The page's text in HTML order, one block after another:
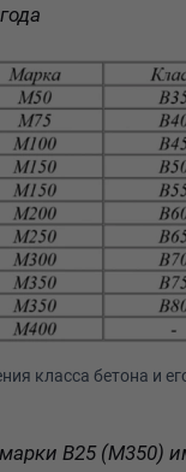
класса бетона и
В25 (М350)